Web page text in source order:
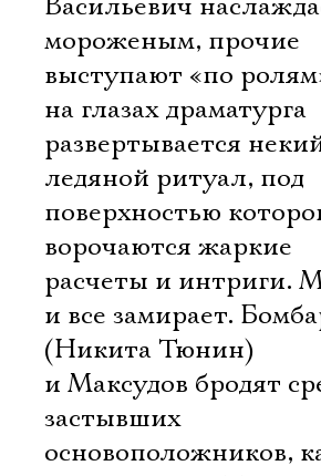
Васильевич
мороженым, прочие
выступают «по
на глазах драматурга
развертывается
ледяной ритуал, под
поверхностью
ворочаются жаркие
расчеты и интриги.
и все замирает.
(Никита Тюнин)
и Максудов бродят
застывших
основоположников,